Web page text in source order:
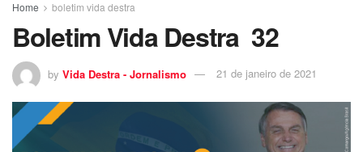
Home boletim vida destra
Boletim Vida Destra 32
by Vida Destra - Jornalismo 21 de janeiro de 2021